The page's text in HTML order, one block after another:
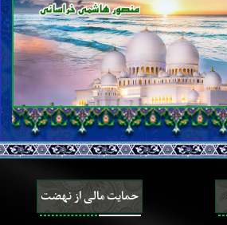
حمایت مالی از نهضت